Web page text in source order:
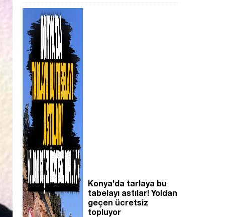
Konya’da tarlaya bu
tabelayı astılar! Yoldan
geçen ücretsiz
topluyor